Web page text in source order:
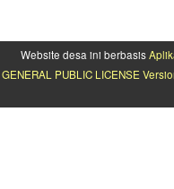
Website desa ini berbasis
GENERAL PUBLIC LICENSE